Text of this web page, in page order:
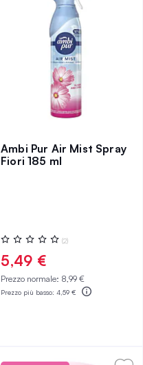
Ambi Pur Air Mist Spray
Fiori 185 ml
Valutazione:
0%
(2)
5,49 €
Prezzo normale: 8,99 €
Prezzo più basso: 4,59 €